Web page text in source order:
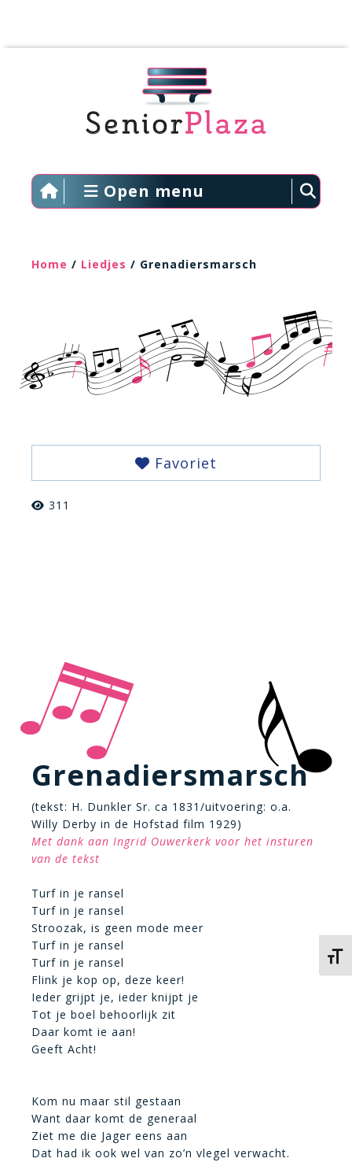
Open menu
Home / Liedjes / Grenadiersmarsch
Favoriet
311
Grenadiersmarsch
(tekst: H. Dunkler Sr. ca 1831/uitvoering: o.a.
Willy Derby in de Hofstad film 1929)
Met dank aan Ingrid Ouwerkerk voor het insturen
van de tekst
Turf in je ransel
Turf in je ransel
Stroozak, is geen mode meer
Turf in je ransel
Turf in je ransel
Flink je kop op, deze keer!
Ieder grijpt je, ieder knijpt je
Tot je boel behoorlijk zit
Daar komt ie aan!
Geeft Acht!
Kom nu maar stil gestaan
Want daar komt de generaal
Ziet me die Jager eens aan
Dat had ik ook wel van zo’n vlegel verwacht.